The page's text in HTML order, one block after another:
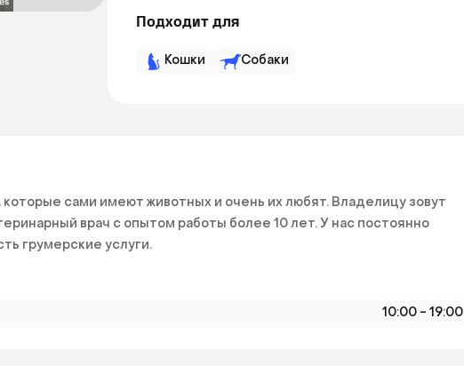
Подходит для
Кошки Собаки
сами имеют животных и очень их любят. Владелицу зовут
врач с опытом работы более 10 лет. У нас постоянно
грумерские услуги.
10:00 - 19:00